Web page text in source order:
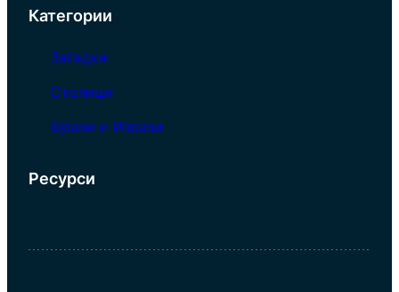
Категории
Загадки
Столици
Фрази и Изрази
Ресурси